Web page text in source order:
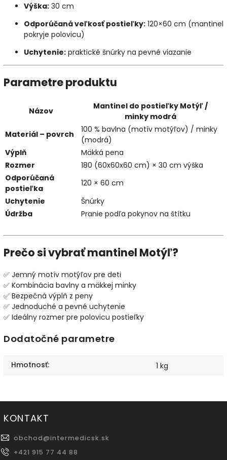
Výška: 30 cm
Odporúčaná veľkosť postieľky: 120×60 cm (mantinel
pokryje polovicu)
Uchytenie: praktické šnúrky na pevné viazanie
Parametre produktu
Názov
Mantinel do postieľky Motýľ /
minky modrá
Materiál – povrch
100 % bavlna (motív motýľov) / minky
(modrá)
Výplň
Mäkká pena
Rozmer
180 (60x60x60 cm) × 30 cm výška
Odporúčaná
postieľka
120 × 60 cm
Uchytenie
Šnúrky
Údržba
Pranie podľa pokynov na štítku
Prečo si vybrať mantinel Motýľ?
✅ Jemný motív motýľov pre deti
✅ Kombinácia bavlny a mäkkej minky
✅ Bezpečná výplň z peny
✅ Jednoduché a pevné uchytenie
✅ Ideálny rozmer pre polovicu postieľky
Dodatočné parametre
Hmotnosť: 1 kg
KONTAKT
obchod@intermedicsk.sk
+421 915 77 44 88